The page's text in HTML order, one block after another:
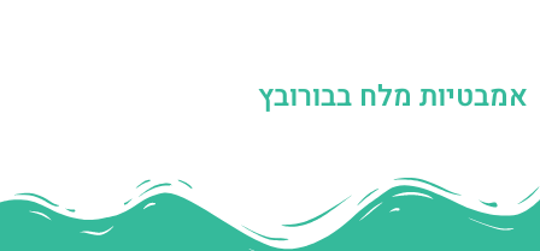
אמבטיות מלח בבורובץ